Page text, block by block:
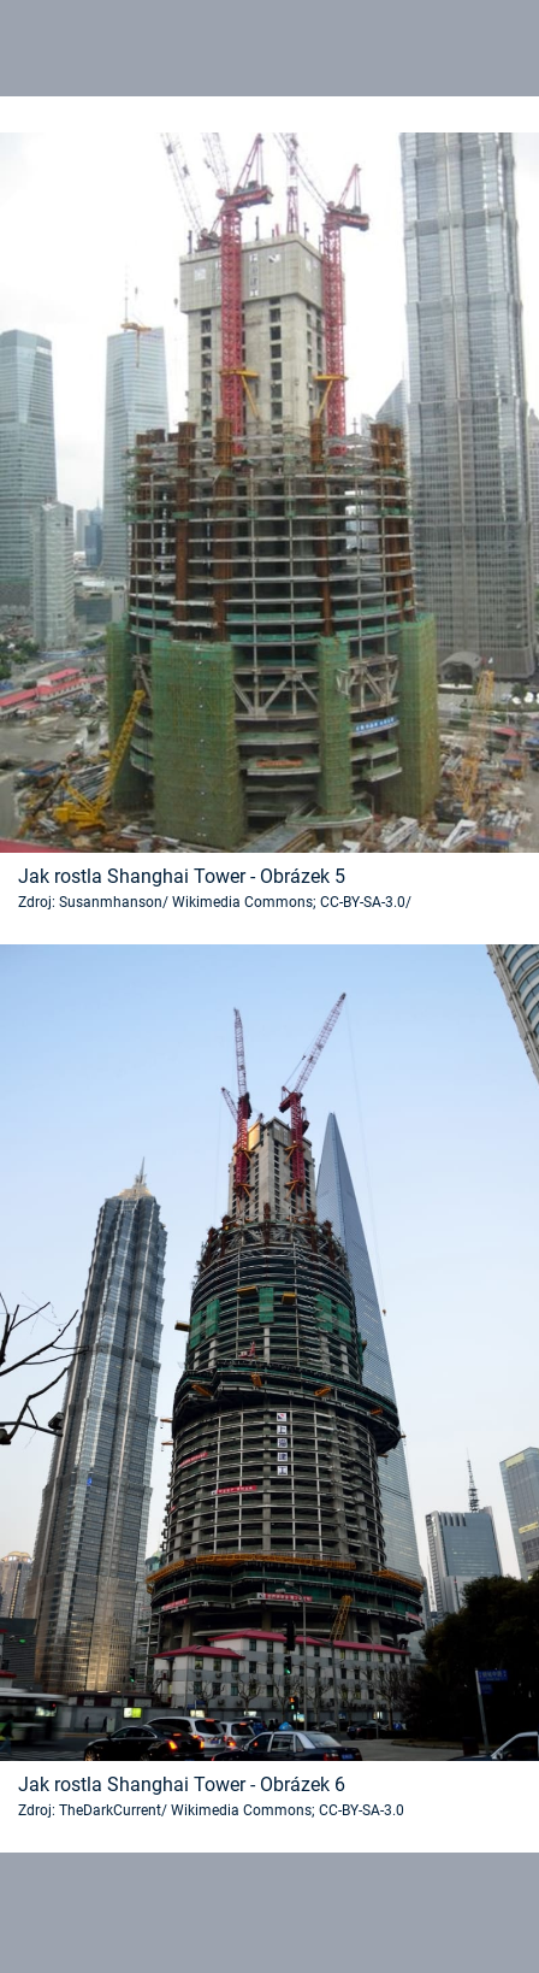
Jak rostla Shanghai Tower - Obrázek 5
Zdroj: Susanmhanson/ Wikimedia Commons; CC-BY-SA-3.0/
Jak rostla Shanghai Tower - Obrázek 6
Zdroj: TheDarkCurrent/ Wikimedia Commons; CC-BY-SA-3.0